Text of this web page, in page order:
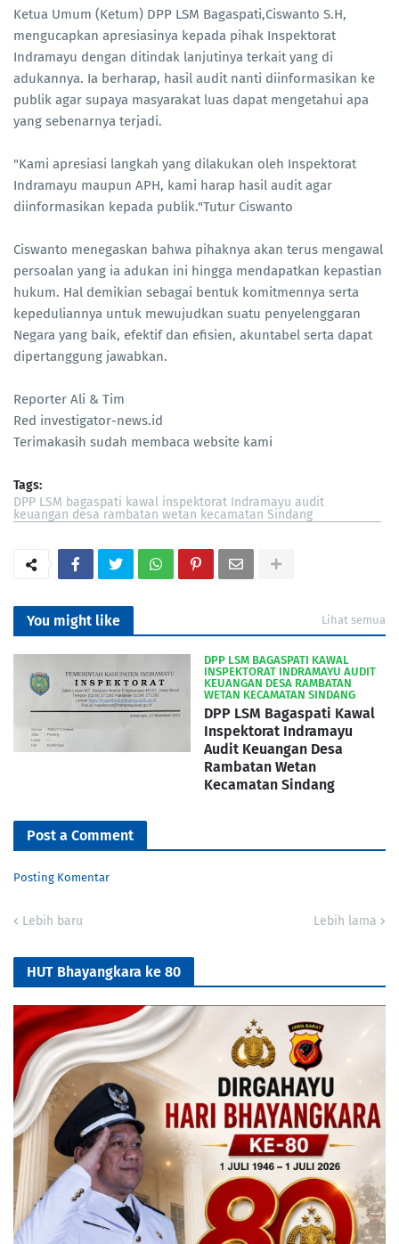
Ketua Umum (Ketum) DPP LSM Bagaspati,Ciswanto S.H,
mengucapkan apresiasinya kepada pihak Inspektorat
Indramayu dengan ditindak lanjutinya terkait yang di
adukannya. Ia berharap, hasil audit nanti diinformasikan ke
publik agar supaya masyarakat luas dapat mengetahui apa
yang sebenarnya terjadi.
"Kami apresiasi langkah yang dilakukan oleh Inspektorat
Indramayu maupun APH, kami harap hasil audit agar
diinformasikan kepada publik."Tutur Ciswanto
Ciswanto menegaskan bahwa pihaknya akan terus mengawal
persoalan yang ia adukan ini hingga mendapatkan kepastian
hukum. Hal demikian sebagai bentuk komitmennya serta
kepeduliannya untuk mewujudkan suatu penyelenggaran
Negara yang baik, efektif dan efisien, akuntabel serta dapat
dipertanggung jawabkan.
Reporter Ali & Tim
Red investigator-news.id
Terimakasih sudah membaca website kami
Tags:
DPP LSM bagaspati kawal inspektorat Indramayu audit
keuangan desa rambatan wetan kecamatan Sindang
You might like Lihat semua
DPP LSM BAGASPATI KAWAL
INSPEKTORAT INDRAMAYU AUDIT
KEUANGAN DESA RAMBATAN
WETAN KECAMATAN SINDANG
DPP LSM Bagaspati Kawal
Inspektorat Indramayu
Audit Keuangan Desa
Rambatan Wetan
Kecamatan Sindang
Post a Comment
Posting Komentar
Lebih baru Lebih lama
HUT Bhayangkara ke 80